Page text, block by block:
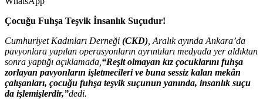
Çocuğu Fuhşa Teşvik İnsanlık Suçudur!
Cumhuriyet Kadınları Derneği (CKD) , Aralık ayında Ankara’da
pavyonlara yapılan operasyonların ayrıntıları medyada yer aldıktan
sonra yaptığı açıklamada, “Reşit olmayan kız çocuklarını fuhşa
zorlayan pavyonların işletmecileri ve buna sessiz kalan mekân
çalışanları, çocuğu fuhşa teşvik suçunun yanında, insanlık suçu
da işlemişlerdir,”dedi.